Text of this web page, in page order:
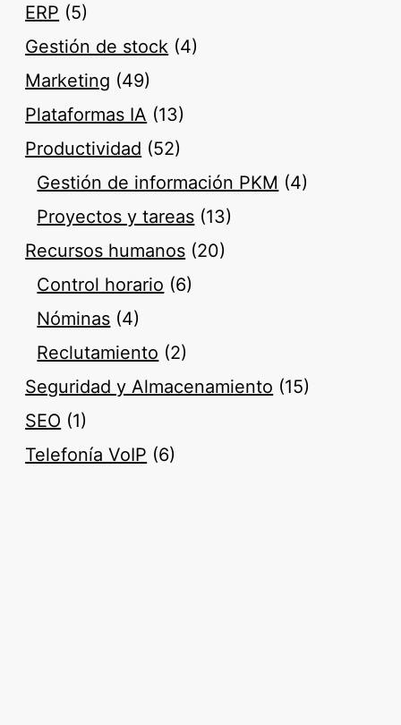
ERP (5)
Gestión de stock (4)
Marketing (49)
Plataformas IA (13)
Productividad (52)
Gestión de información PKM (4)
Proyectos y tareas (13)
Recursos humanos (20)
Control horario (6)
Nóminas (4)
Reclutamiento (2)
Seguridad y Almacenamiento (15)
SEO (1)
Telefonía VoIP (6)